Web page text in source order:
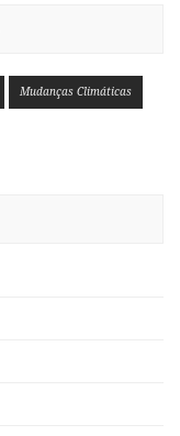
Mudanças Climáticas